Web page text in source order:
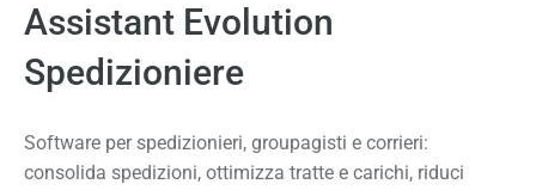
Assistant Evolution
Spedizioniere
Software per spedizionieri, groupagisti e corrieri:
consolida spedizioni, ottimizza tratte e carichi, riduci